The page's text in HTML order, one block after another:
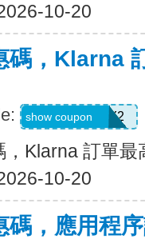
10-20
碼，Klarna
KLARNAJULY2
show coupon
，Klarna 訂單
10-20
碼，應用程